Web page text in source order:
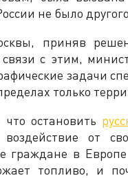
не было
приняв
с этим,
задачи
только
остановить
от
граждане в
топливо, и